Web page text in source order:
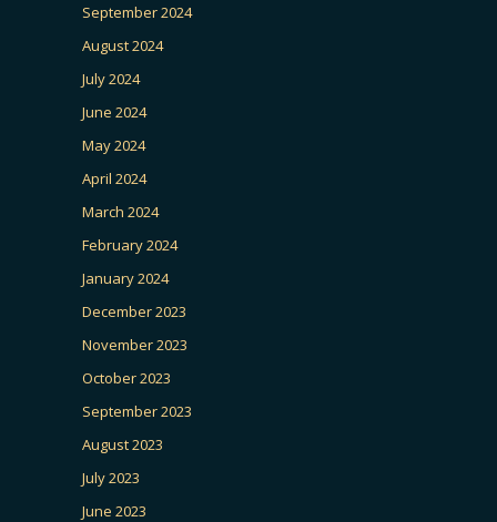
September 2024
August 2024
July 2024
June 2024
May 2024
April 2024
March 2024
February 2024
January 2024
December 2023
November 2023
October 2023
September 2023
August 2023
July 2023
June 2023